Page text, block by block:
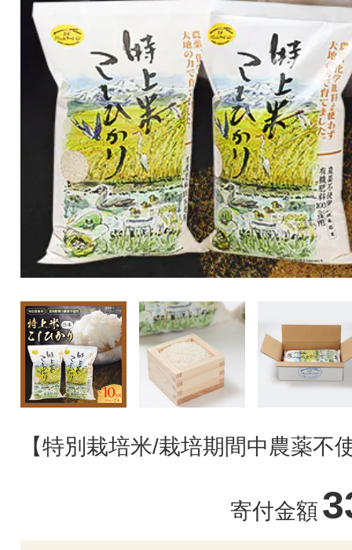
【特別栽培米/栽培期間中農薬不
寄付金額